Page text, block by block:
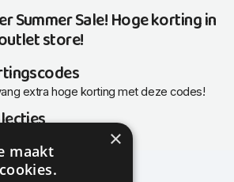
Summer Sale! Hoge korting in
store!
extra hoge korting met deze codes!
en populaire collecties
×
maakt